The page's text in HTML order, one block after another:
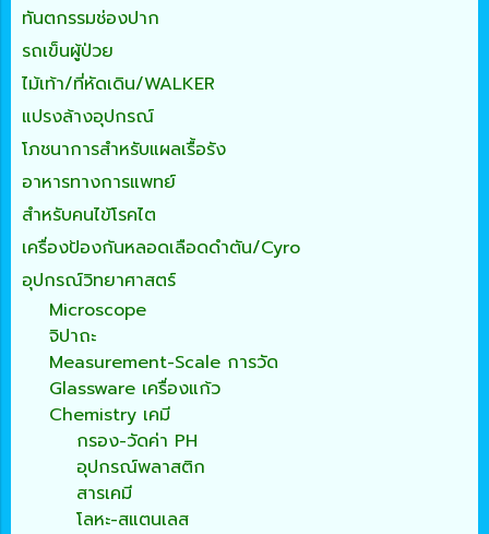
ทันตกรรมช่องปาก
รถเข็นผู้ป่วย
ไม้เท้า/ที่หัดเดิน/WALKER
แปรงล้างอุปกรณ์
โภชนาการสำหรับแผลเรื้อรัง
อาหารทางการแพทย์
สำหรับคนไข้โรคไต
เครื่องป้องกันหลอดเลือดดำตัน/Cyro
อุปกรณ์วิทยาศาสตร์
Microscope
จิปาถะ
Measurement-Scale การวัด
Glassware เครื่องแก้ว
Chemistry เคมี
กรอง-วัดค่า PH
อุปกรณ์พลาสติก
สารเคมี
โลหะ-สแตนเลส